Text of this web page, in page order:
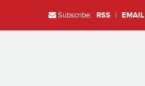
Subscribe: RSS | EMAIL